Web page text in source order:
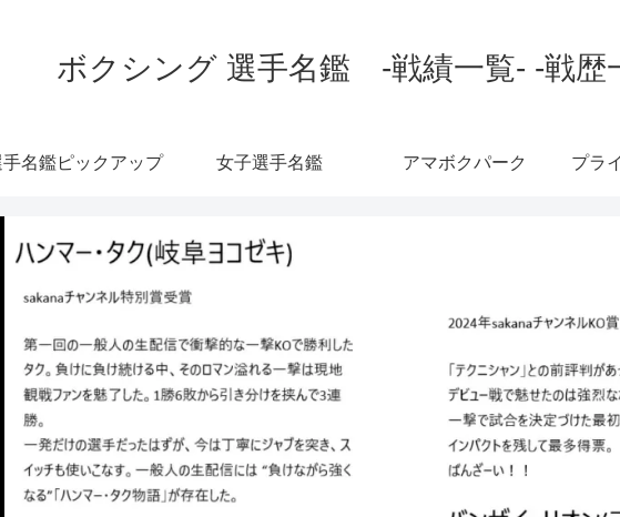
ボクシング 選手名鑑 -戦績一覧- -戦歴
手名鑑ピックアップ 女子選手名鑑 アマボクパーク プラ